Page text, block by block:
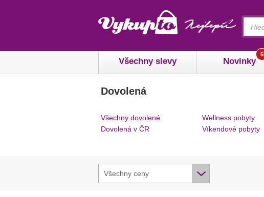
Všechny slevy Novinky
5
Dovolená
Všechny dovolené
Dovolená v ČR
Wellness pobyty
Víkendové pobyty
Všechny ceny